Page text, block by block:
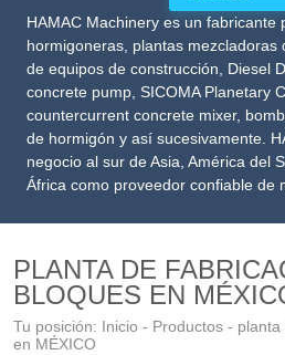
HAMAC Machinery es un fabricante
hormigoneras, plantas mezcladoras
de equipos de construcción
Diesel
concrete pump, SICOMA Planetary
countercurrent concrete mixer,
de hormigón y así sucesivamente.
negocio al sur de Asia, América del
África como proveedor confiable de
PLANTA DE
BLOQUES EN
Tu posición: Inicio - Productos- planta
en MÉXICO